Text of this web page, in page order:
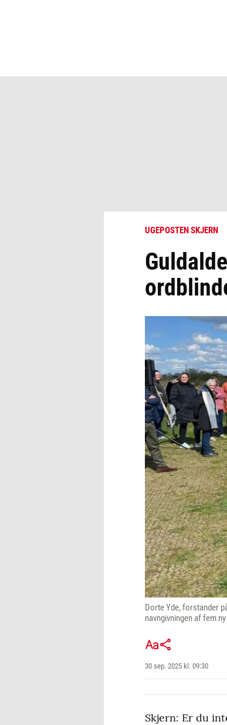
UGEPOSTEN SKJERN
Dorte Yde, forstander
navngivningen af fem
30 sep. 2025 kl. 09:30
Skjern: Er du